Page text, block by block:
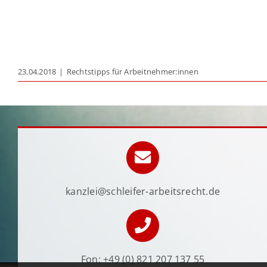
23.04.2018 | Rechtstipps für Arbeitnehmer:innen
kanzlei@schleifer-arbeitsrecht.de
Fon:+49 (0) 821 207 137 55